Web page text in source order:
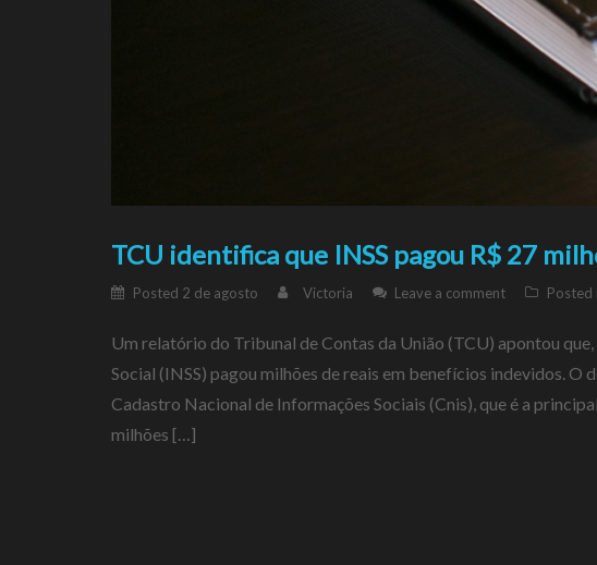
TCU identifica que INSS pagou R$ 27
Posted 2 de agosto Victoria Leave a comment Posted
Um relatório do Tribunal de Contas da União (TCU) apontou
Social (INSS) pagou milhões de reais em benefícios indevidos.
Cadastro Nacional de Informações Sociais (Cnis), que é a
milhões […]